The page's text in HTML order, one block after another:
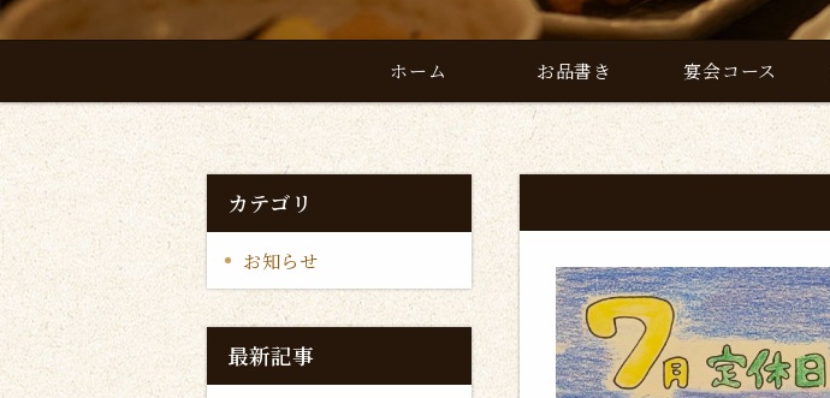
ホーム お品書き 宴会コース
カテゴリ
お知らせ
最新記事